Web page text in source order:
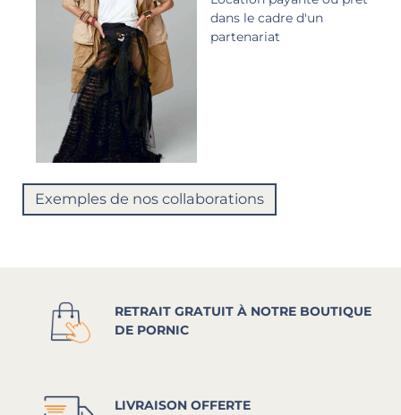
dans le cadre d'un
partenariat
Exemples de nos collaborations
RETRAIT GRATUIT À NOTRE BOUTIQUE
DE PORNIC
LIVRAISON OFFERTE